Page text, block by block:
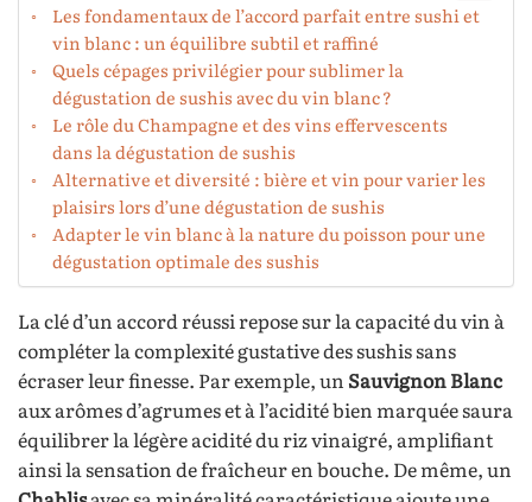
Les fondamentaux de l’accord parfait entre sushi et
vin blanc : un équilibre subtil et raffiné
Quels cépages privilégier pour sublimer la
dégustation de sushis avec du vin blanc ?
Le rôle du Champagne et des vins effervescents
dans la dégustation de sushis
Alternative et diversité : bière et vin pour varier les
plaisirs lors d’une dégustation de sushis
Adapter le vin blanc à la nature du poisson pour une
dégustation optimale des sushis
La clé d’un accord réussi repose sur la capacité du vin à
compléter la complexité gustative des sushis sans
écraser leur finesse. Par exemple, un Sauvignon Blanc
aux arômes d’agrumes et à l’acidité bien marquée saura
équilibrer la légère acidité du riz vinaigré, amplifiant
ainsi la sensation de fraîcheur en bouche. De même, un